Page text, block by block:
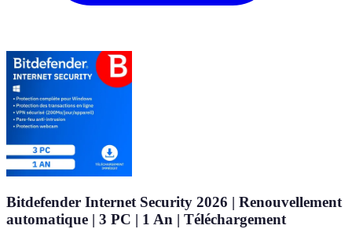
Bitdefender Internet Security 2026 | Renouvellement
automatique | 3 PC | 1 An | Téléchargement